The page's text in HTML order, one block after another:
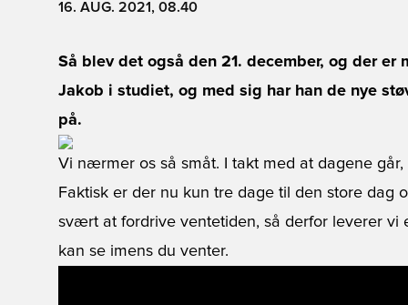
16. AUG. 2021, 08.40
Så blev det også den 21. december, og der er
Jakob i studiet, og med sig har han de nye
på.
Vi nærmer os så småt. I takt med at dagene
Faktisk er der nu kun tre dage til den store
svært at fordrive ventetiden, så derfor leverer vi
kan se imens du venter.